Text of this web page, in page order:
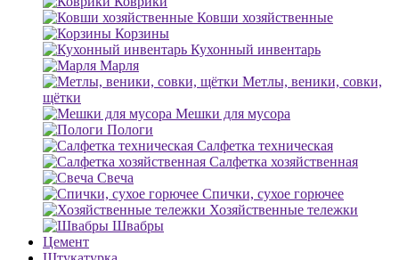
Ковши хозяйственные
Корзины
Кухонный инвентарь
Марля
Метлы, веники, совки,
щётки
Мешки для мусора
Пологи
Салфетка техническая
Салфетка хозяйственная
Свеча
Спички, сухое горючее
Хозяйственные тележки
Швабры
Цемент